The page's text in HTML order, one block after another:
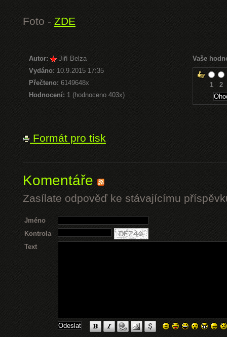
Foto - ZDE
Autor:
Jiří Belza
Vydáno: 10.9.2015 17:35
Přečteno:6149648x
Hodnocení: 1 (hodnoceno 403x)
Vaše
1 2
Formát pro tisk
Komentáře
Zasílate odpověď ke stávajícímu
Jméno
Kontrola
Text